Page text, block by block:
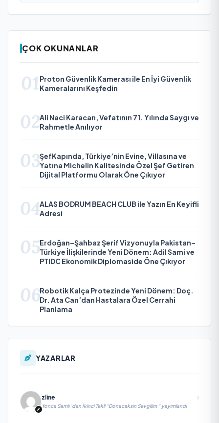
ÇOK OKUNANLAR
01 Proton Güvenlik Kamerası ile En İyi Güvenlik
Kameralarını Keşfedin
02Ali Naci Karacan, Vefatının 71. Yılında Saygı ve
Rahmetle Anılıyor
03ŞefKapında, Türkiye’nin Evine, Villasına ve
Yatına Michelin Kalitesinde Özel Şef Getiren
Dijital Platformu Olarak Öne Çıkıyor
04ALAS BODRUM BEACH CLUB ile Yazın En Keyifli
Adresi
05Erdoğan–Şahbaz Şerif Vizyonuyla Pakistan–
Türkiye İlişkilerinde Yeni Dönem: Adil Sami ve
PTIDC Ekonomik Diplomaside Öne Çıkıyor
06Robotik Kalça Protezinde Yeni Dönem: Doç.
Dr. Ata Can’dan Hastalara Özel Cerrahi
Planlama
YAZARLAR
zline
Yonca Samlı ‘dan İkinci Tekli “Donacaksın Sevgilim “ yayımlandı